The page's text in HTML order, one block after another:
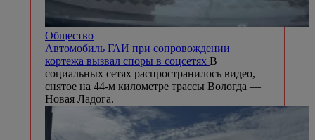
Общество
Автомобиль ГАИ при сопровождении
кортежа вызвал споры в соцсетях В
социальных сетях распространилось видео,
снятое на 44-м километре трассы Вологда —
Новая Ладога.